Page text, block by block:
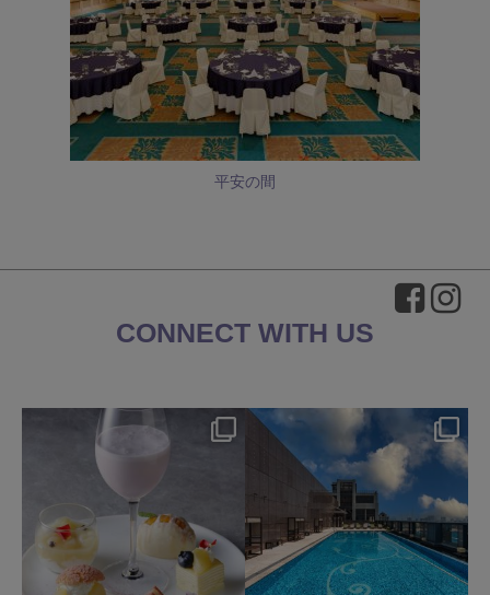
平安の間
CONNECT WITH US
okura_hotels
okura_hotels
211 2